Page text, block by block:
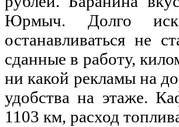
Юрмыч. Долго
останавливаться не
сданные в работу,
ни какой рекламы на
удобства на этаже.
1103 км, расход